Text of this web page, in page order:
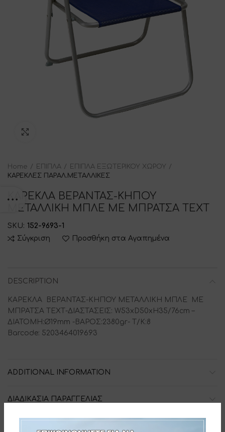
Home ΕΠΙΠΛΑ
ΕΠΙΠΛΑ ΕΞΩΤΕΡΙΚΟΥ ΧΩΡΟΥ
ΚΑΡΕΚΛΕΣ ΠΑΡΑΛ.ΜΕΤΑΛΛΙΚΕΣ
ΚΑΡΕΚΛΑ ΒΕΡΑΝΤΑΣ-ΚΗΠΟΥ
ΜΕΤΑΛΛΙΚΗ ΜΠΛΕ ΜΕ ΜΠΡΑΤΣΑ ΤΕΧΤ
SKU: 152-9693-1
Σύγκριση
Προσθήκη στα Αγαπημένα
DESCRIPTION
ΚΑΡΕΚΛΑ ΒΕΡΑΝΤΑΣ-ΚΗΠΟΥ ΜΕΤΑΛΛΙΚΗ ΜΠΛΕ ΜΕ
ΜΠΡΑΤΣΑ ΤΕΧΤ-ΔΙΑΣΤΑΣΕΙΣ: W53xD50xH35/76cm –
ΔΙΑΤΟΜΗ:Ø19mm -ΒΑΡΟΣ:2380gr- Τ/Κ:8
Barcode: 5203464019693
ADDITIONAL INFORMATION
ΔΙΑΔΙΚΑΣΙΑ ΠΑΡΑΓΓΕΛΙΑΣ